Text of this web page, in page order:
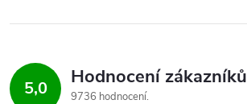
ý5,0 Hodnocení zákazníků
9736 hodnocení